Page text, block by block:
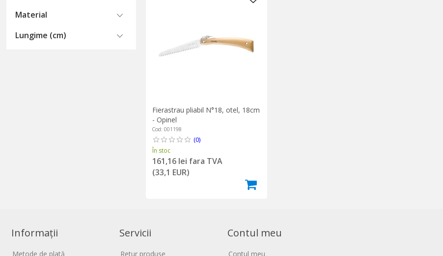
Material
Lungime (cm)
Fierastrau pliabil N°18, otel, 18cm
- Opinel
Cod: 001198
(0)
În stoc
161,16 lei fara TVA
(33,1 EUR)
Informații
Metode de plată
Servicii
Retur produse
Contul meu
Contul meu